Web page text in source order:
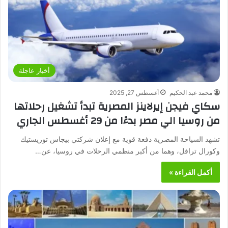
أخبار عاجلة
محمد عبد الحكيم أغسطس 27, 2025
سكاي فيجن إيرلاينز المصرية تبدأ تشغيل رحلاتها
من روسيا الي مصر بدءًا من 29 أغسطس الجاري
تشهد السياحة المصرية دفعة قوية مع إعلان شركتي بيجاس توريستيك
وكورال ترافل، وهما من أكبر منظمي الرحلات في روسيا، عن…
أكمل القراءة »